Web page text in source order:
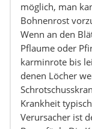
möglich, man
Bohnenrost
Wenn an den
Pflaume oder
karminrote bis
denen Löcher
Krankheit
Verursacher ist